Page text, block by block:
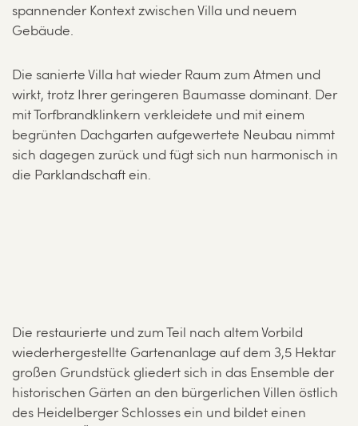
spannender Kontext zwischen Villa und neuem
Gebäude.
Die sanierte Villa hat wieder Raum zum Atmen und
wirkt, trotz Ihrer geringeren Baumasse dominant. Der
mit Torfbrandklinkern verkleidete und mit einem
begrünten Dachgarten aufgewertete Neubau nimmt
sich dagegen zurück und fügt sich nun harmonisch in
die Parklandschaft ein.
Die restaurierte und zum Teil nach altem Vorbild
wiederhergestellte Gartenanlage auf dem 3,5 Hektar
großen Grundstück gliedert sich in das Ensemble der
historischen Gärten an den bürgerlichen Villen östlich
des Heidelberger Schlosses ein und bildet einen